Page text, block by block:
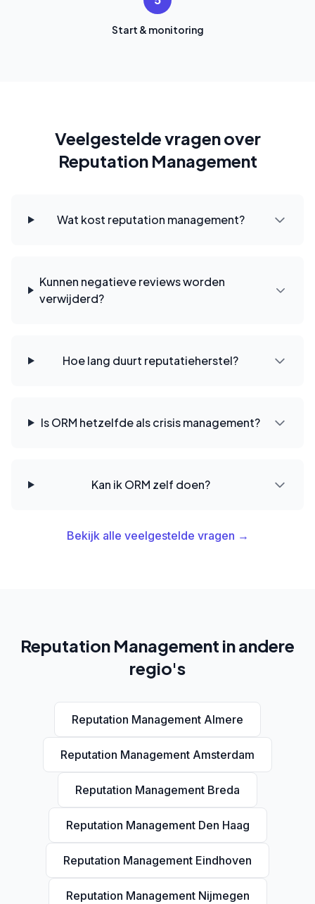
Start & monitoring
Veelgestelde vragen over
Reputation Management
Wat kost reputation management?
Kunnen negatieve reviews worden
verwijderd?
Hoe lang duurt reputatieherstel?
Is ORM hetzelfde als crisis management?
Kan ik ORM zelf doen?
Bekijk alle veelgestelde vragen →
Reputation Management in andere
regio's
Reputation Management Almere
Reputation Management Amsterdam
Reputation Management Breda
Reputation Management Den Haag
Reputation Management Eindhoven
Reputation Management Nijmegen